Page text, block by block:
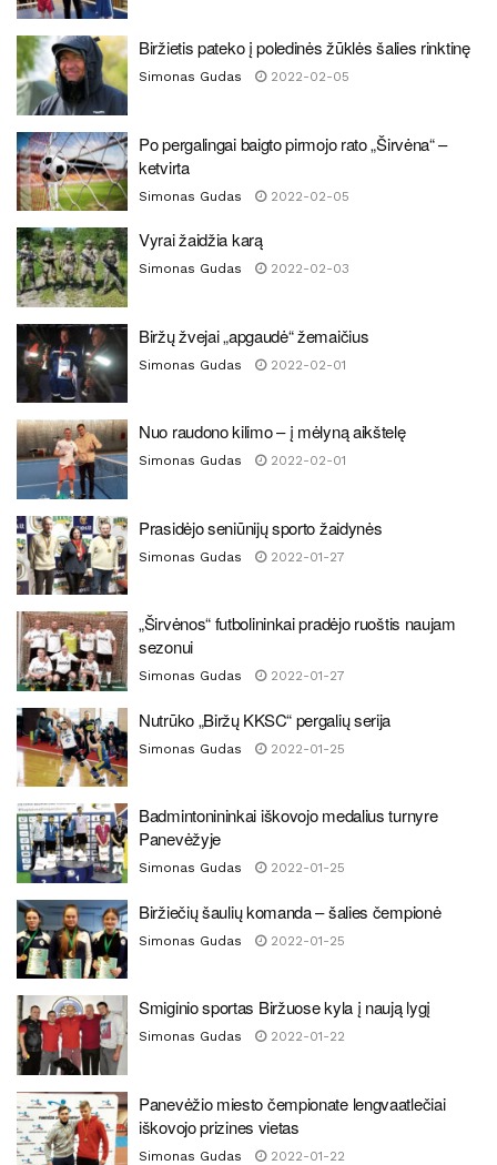
Biržietis pateko į poledinės žūklės šalies rinktinę
Simonas Gudas 2022-02-05
Po pergalingai baigto pirmojo rato „Širvėna“ –
ketvirta
Simonas Gudas 2022-02-05
Vyrai žaidžia karą
Simonas Gudas 2022-02-03
Biržų žvejai „apgaudė“ žemaičius
Simonas Gudas 2022-02-01
Nuo raudono kilimo – į mėlyną aikštelę
Simonas Gudas 2022-02-01
Prasidėjo seniūnijų sporto žaidynės
Simonas Gudas 2022-01-27
„Širvėnos“ futbolininkai pradėjo ruoštis naujam
sezonui
Simonas Gudas 2022-01-27
Nutrūko „Biržų KKSC“ pergalių serija
Simonas Gudas 2022-01-25
Badmintonininkai iškovojo medalius turnyre
Panevėžyje
Simonas Gudas 2022-01-25
Biržiečių šaulių komanda – šalies čempionė
Simonas Gudas 2022-01-25
Smiginio sportas Biržuose kyla į naują lygį
Simonas Gudas 2022-01-22
Panevėžio miesto čempionate lengvaatlečiai
iškovojo prizines vietas
Simonas Gudas 2022-01-22